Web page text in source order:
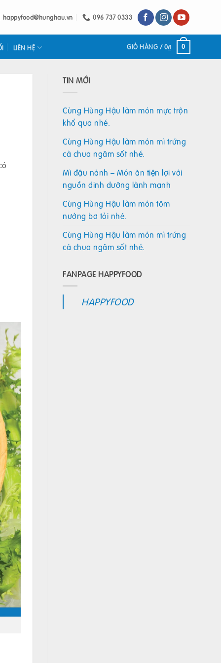
happyfood@hunghau.vn 096 737 0333
LIÊN HỆ GIỎ HÀNG /0₫ 0
TIN MỚI
Cùng Hùng Hậu làm món mực trộn
khổ qua nhé.
Cùng Hùng Hậu làm món mì trứng
cà chua ngâm sốt nhé.
Mì đậu nành – Món ăn tiện lợi với
nguồn dinh dưỡng lành mạnh
Cùng Hùng Hậu làm món tôm
nướng bơ tỏi nhé.
Cùng Hùng Hậu làm món mì trứng
cà chua ngâm sốt nhé.
FANPAGE HAPPYFOOD
HAPPYFOOD